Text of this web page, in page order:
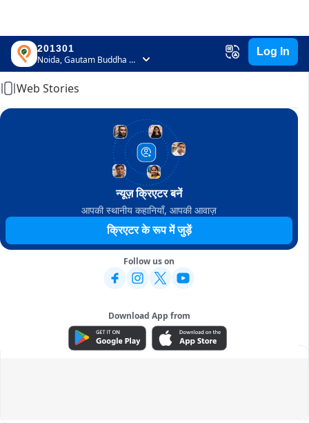
201301
Noida, Gautam Buddha Nagar, Uttar Pradesh
Log In
Home
Web Stories
न्यूज़ क्रिएटर बनें
आपकी स्थानीय कहानियाँ, आपकी आवाज़
क्रिएटर के रूप में जुड़ें
Follow us on
Download App from
ADVERTISEMENT